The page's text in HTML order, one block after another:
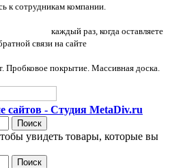
к сотрудникам компании.
каждый раз, когда оставляете
связи на сайте
покрытие. Массивная доска.
сайтов - Студия MetaDiv.ru
Поиск
увидеть товары, которые вы
Поиск